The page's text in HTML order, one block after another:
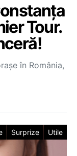
Tour.
în România,
Surprize Utile